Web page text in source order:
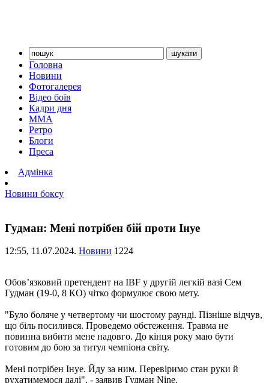
Головна
Новини
Фотогалерея
Відео боїв
Кадри дня
ММА
Ретро
Блоги
Преса
Адмінка
Новини боксу
Гудман: Мені потрібен бій проти Інуе
12:55, 11.07.2024. Новини 1224
Обов’язковий претендент на IBF у другій легкій вазі Сем
Гудман (19-0, 8 КО) чітко формулює свою мету.
"Було боляче у четвертому чи шостому раунді. Пізніше відчув,
що біль посилився. Проведемо обстеження. Травма не
повинна вибити мене надовго. До кінця року маю бути
готовим до бою за титул чемпіона світу.
Мені потрібен Інуе. Йду за ним. Перевіримо стан руки й
рухатимемося далі", - заявив Гудман Nine.